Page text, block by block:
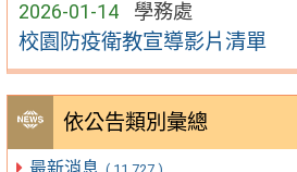
2026-01-14 學務處
校園防疫衛教宣導影片清單
依公告類別彙總
最新消息